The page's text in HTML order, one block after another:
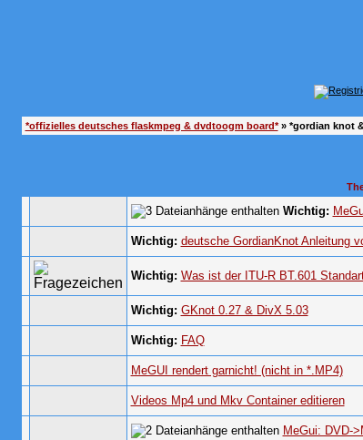
*offizielles deutsches flaskmpeg & dvdtoogm board*» *gordian knot
Wichtig:
Wichtig: deutsche GordianKnot Anleitung
Wichtig: Was ist der ITU-R BT.601
Wichtig: GKnot 0.27 & DivX 5.03
Wichtig: FAQ
MeGUI rendert garnicht! (nicht in *.MP4)
Videos Mp4 und Mkv Container editieren
MeGui: DVD-